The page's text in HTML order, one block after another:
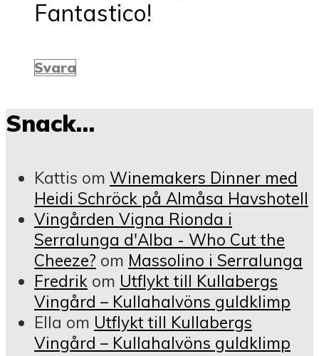
Fantastico!
Svara
Snack…
Kattis om Winemakers Dinner med
Heidi Schröck på Almåsa Havshotell
Vingården Vigna Rionda i
Serralunga d'Alba - Who Cut the
Cheeze? om Massolino i Serralunga
Fredrik om Utflykt till Kullabergs
Vingård – Kullahalvöns guldklimp
Ella om Utflykt till Kullabergs
Vingård – Kullahalvöns guldklimp